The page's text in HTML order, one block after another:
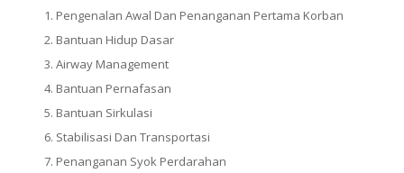
Pengenalan Awal Dan Penanganan Pertama Korban
Bantuan Hidup Dasar
Airway Management
Bantuan Pernafasan
Bantuan Sirkulasi
Stabilisasi Dan Transportasi
Penanganan Syok Perdarahan